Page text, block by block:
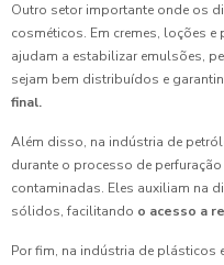
Outro setor importante onde os
cosméticos. Em cremes, loções
ajudam a estabilizar emulsões,
sejam bem distribuídos e
final.
Além disso, na indústria de
durante o processo de
contaminadas. Eles auxiliam na
sólidos, facilitando o acesso a
Por fim, na indústria de plásticos